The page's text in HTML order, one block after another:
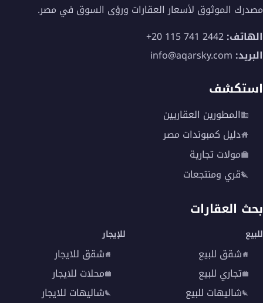
مصدرك الموثوق لأسعار العقارات ورؤى السوق في مصر.
الهاتف:+20 115 741 2442
البريد: info@aqarsky.com
استكشف
المطورين العقاريين
دليل كمبوندات مصر
مولات تجارية
قري ومنتجعات
بحث العقارات
للبيع
شقق للبيع
تجاري للبيع
شاليهات للبيع
للإيجار
شقق للايجار
محلات للايجار
شاليهات للايجار